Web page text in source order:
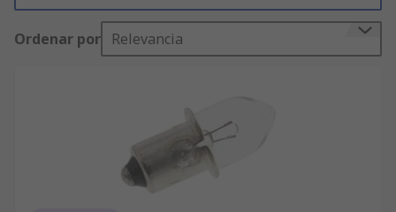
realizan pedidos desde 600 €, disponemos de un
servicio de ofertas que puede adaptarse al
satisface las más altas expectativas. Sin embargo,
queremos que usted también esté convencido:
compruebe la información técnica de cada
producto Bombillas para Linternas antes de
Ordenar por Relevancia